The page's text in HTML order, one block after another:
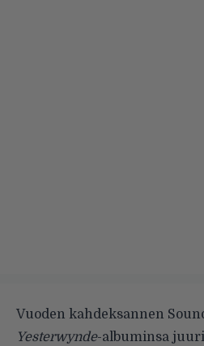
Vuoden kahdeksannen
Yesterwynde-albuminsa